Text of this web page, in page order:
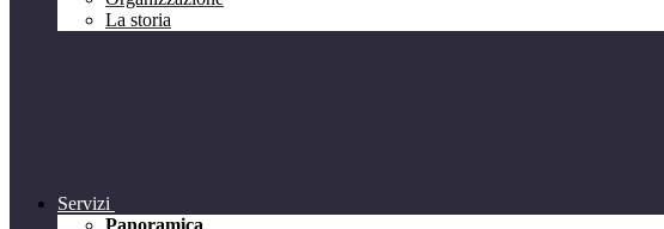
La storia
Servizi